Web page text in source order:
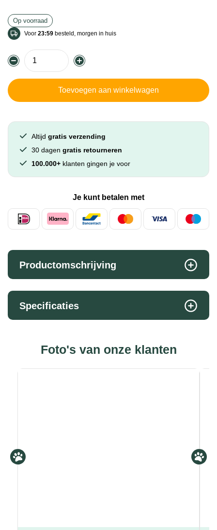
Voor 23:59 besteld, morgen in huis
Op voorraad
Toevoegen aan winkelwagen
Altijd gratis verzending
30 dagen gratis retourneren
100.000+ klanten gingen je voor
Je kunt betalen met
Productomschrijving
Specificaties
Foto's van onze klanten